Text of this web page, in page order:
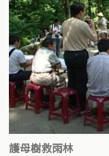
護母樹救雨林